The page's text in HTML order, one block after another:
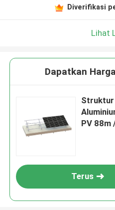
Diverifikasi
Lihat
Dapatkan
Struktur
PV 88m
Terus